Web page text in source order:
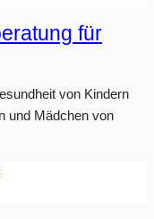
für
von Kindern
und Mädchen von